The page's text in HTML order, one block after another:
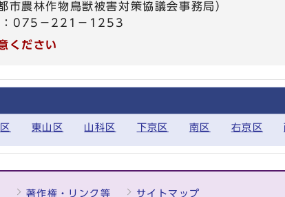
市農林作物鳥獣被害対策協議会事務局）
075－221－1253
ください
東山区 山科区 下京区 南区 右京区
著作権・リンク等 サイトマップ